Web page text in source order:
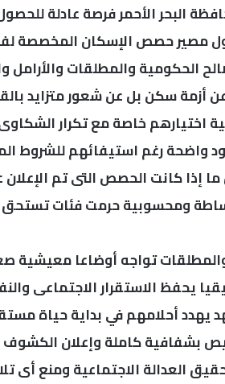
البحر الأحمر فرصة عادلة
مصير حصص الإسكان المخصصة
الحكومية والمطلقات والأرامل
أزمة سكن بل عن شعور متزايد
اختيارهم خاصة مع تكرار
واضحة رغم استيفائهم للشروط
إذا كانت الحصص التى تم
ومحسوبية حرمت فئات
تواجه أوضاعا معيشية
يحفظ الاستقرار الاجتماعى
أحلامهم في بداية حياة
بشفافية كاملة وإعلان
العدالة الاجتماعية ومنع أى